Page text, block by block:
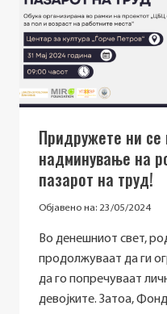
–
Придружете ни се
надминување на
пазарот на труд!
Објавено на: 23/05/2024
Во денешниот свет,
продолжуваат да ги
да го попречуваат
девојките. Затоа,